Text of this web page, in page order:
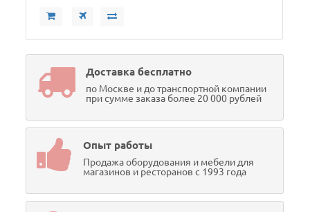
Доставка бесплатно
по Москве и до транспортной компании
при сумме заказа более 20 000 рублей
Опыт работы
Продажа оборудования и мебели для
магазинов и ресторанов с 1993 года